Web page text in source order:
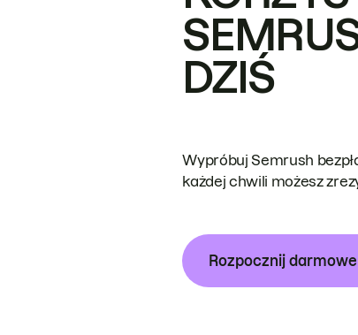
DZIŚ
Wypróbuj Semrush
każdej chwili możesz
Rozpocznij